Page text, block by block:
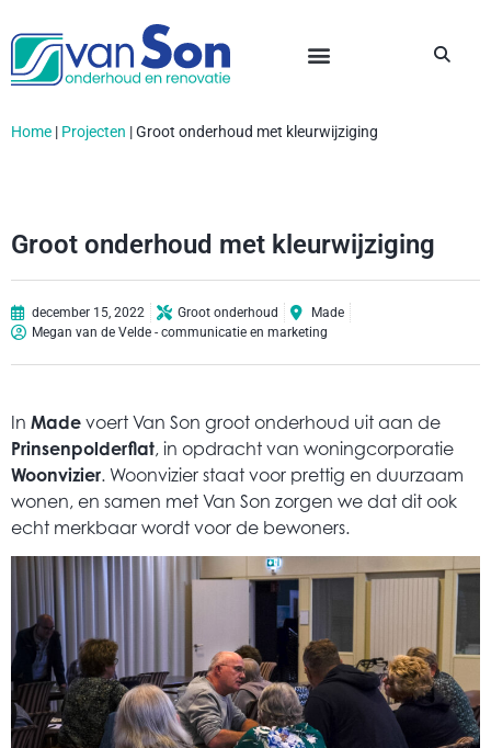
Home | Projecten |Groot onderhoud met kleurwijziging
Groot onderhoud met kleurwijziging
december 15, 2022 Groot onderhoud
Made
Megan van de Velde - communicatie en marketing
In Made voert Van Son groot onderhoud uit aan de
Prinsenpolderflat, in opdracht van woningcorporatie
Woonvizier. Woonvizier staat voor prettig en duurzaam
wonen, en samen met Van Son zorgen we dat dit ook
echt merkbaar wordt voor de bewoners.